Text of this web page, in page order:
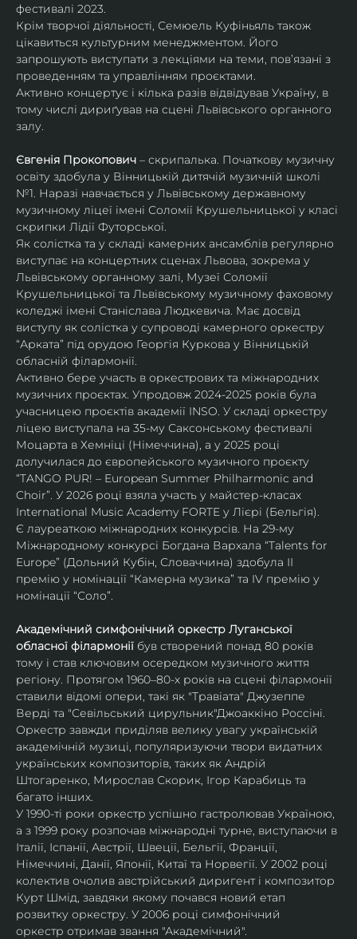
фестивалі 2023.
Крім творчої діяльності, Семюель Куфіньяль також
цікавиться культурним менеджментом. Його
запрошують виступати з лекціями на теми, пов’язані з
проведенням та управлінням проєктами.
Активно концертує і кілька разів відвідував Україну, в
тому числі дириґував на сцені Львівського органного
залу.
Євгенія Прокопович – скрипалька. Початкову музичну
освіту здобула у Вінницькій дитячій музичній школі
№1. Наразі навчається у Львівському державному
музичному ліцеї імені Соломії Крушельницької у класі
скрипки Лідії Футорської.
Як солістка та у складі камерних ансамблів регулярно
виступає на концертних сценах Львова, зокрема у
Львівському органному залі, Музеї Соломії
Крушельницької та Львівському музичному фаховому
коледжі імені Станіслава Людкевича. Має досвід
виступу як солістка у супроводі камерного оркестру
“Арката” під орудою Георгія Куркова у Вінницькій
обласній філармонії.
Активно бере участь в оркестрових та міжнародних
музичних проєктах. Упродовж 2024-2025 років була
учасницею проєктів академії INSO. У складі оркестру
ліцею виступала на 35-му Саксонському фестивалі
Моцарта в Хемніці (Німеччина), а у 2025 році
долучилася до європейського музичного проєкту
“TANGO PUR! – European Summer Philharmonic and
Choir”. У 2026 році взяла участь у майстер-класах
International Music Academy FORTE у Лієрі (Бельгія).
Є лауреаткою міжнародних конкурсів. На 29-му
Міжнародному конкурсі Богдана Вархала “Talents for
Europe” (Дольний Кубін, Словаччина) здобула ІІ
премію у номінації “Камерна музика” та IV премію у
номінації “Соло”.
Академічний симфонічний оркестр Луганської
обласної філармонії був створений понад 80 років
тому і став ключовим осередком музичного життя
регіону. Протягом 1960–80-х років на сцені філармонії
ставили відомі опери, такі як "Травіата" Джузеппе
Верді та "Севільський цирульник"Джоаккіно Россіні.
Оркестр завжди приділяв велику увагу українській
академічній музиці, популяризуючи твори видатних
українських композиторів, таких як Андрій
Штогаренко, Мирослав Скорик, Ігор Карабиць та
багато інших.
У 1990-ті роки оркестр успішно гастролював Україною,
а з 1999 року розпочав міжнародні турне, виступаючи в
Італії, Іспанії, Австрії, Швеції, Бельгії, Франції,
Німеччині, Данії, Японії, Китаї та Норвегії. У 2002 році
колектив очолив австрійський диригент і композитор
Курт Шмід, завдяки якому почався новий етап
розвитку оркестру. У 2006 році симфонічний
оркестр отримав звання "Академічний".